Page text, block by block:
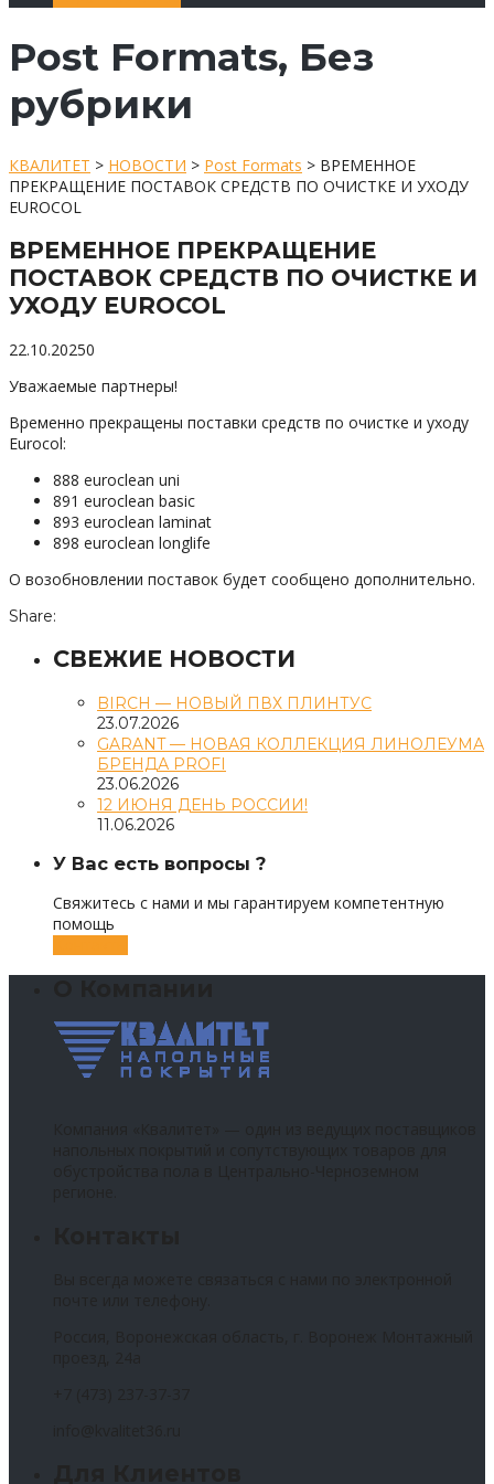
Post Formats, Без
рубрики
КВАЛИТЕТ > НОВОСТИ > Post Formats > ВРЕМЕННОЕ
ПРЕКРАЩЕНИЕ ПОСТАВОК СРЕДСТВ ПО ОЧИСТКЕ И УХОДУ
EUROCOL
ВРЕМЕННОЕ ПРЕКРАЩЕНИЕ
ПОСТАВОК СРЕДСТВ ПО ОЧИСТКЕ И
УХОДУ EUROCOL
22.10.20250
Уважаемые партнеры!
Временно прекращены поставки средств по очистке и уходу
Eurocol:
888 euroclean uni
891 euroclean basic
893 euroclean laminat
898 euroclean longlife
О возобновлении поставок будет сообщено дополнительно.
Share:
СВЕЖИЕ НОВОСТИ
BIRCH — НОВЫЙ ПВХ ПЛИНТУС
23.07.2026
GARANT — НОВАЯ КОЛЛЕКЦИЯ ЛИНОЛЕУМА
БРЕНДА PROFI
23.06.2026
12 ИЮНЯ ДЕНЬ РОССИИ!
11.06.2026
У Вас есть вопросы ?
Свяжитесь с нами и мы гарантируем компетентную
помощь